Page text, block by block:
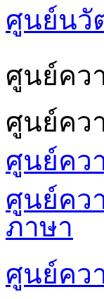
ศูนย์นวั
ศูนย์คว
ศูนย์คว
ศูนย์คว
ศูนย์คว
ภาษา
ศูนย์คว